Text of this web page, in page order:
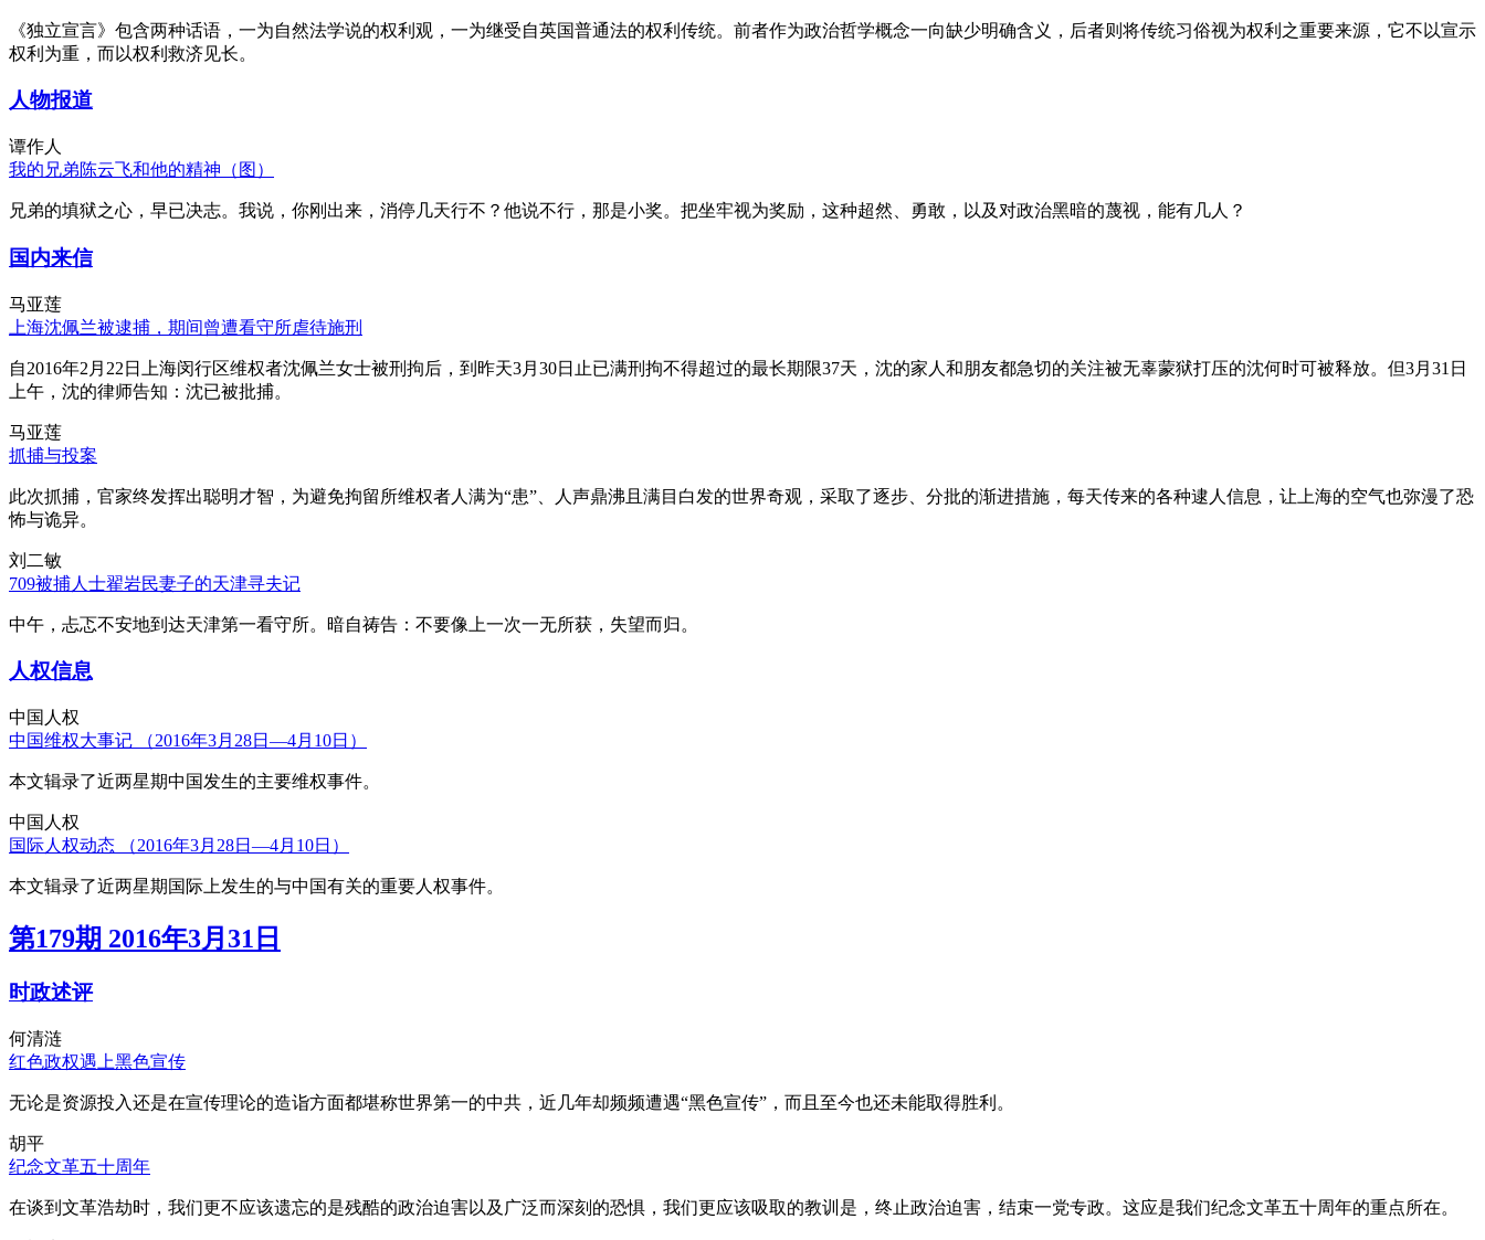
《独立宣言》包含两种话语，一为自然法学说的权利观，一为继受自英国普通法的权利传统。前者作为政治哲学概念一向缺少明确含义，后者则将传统习俗视为权利之重要来源，它不以宣示
权利为重，而以权利救济见长。
人物报道
谭作人
我的兄弟陈云飞和他的精神（图）
兄弟的填狱之心，早已决志。我说，你刚出来，消停几天行不？他说不行，那是小奖。把坐牢视为奖励，这种超然、勇敢，以及对政治黑暗的蔑视，能有几人？
国内来信
马亚莲
上海沈佩兰被逮捕，期间曾遭看守所虐待施刑
自2016年2月22日上海闵行区维权者沈佩兰女士被刑拘后，到昨天3月30日止已满刑拘不得超过的最长期限37天，沈的家人和朋友都急切的关注被无辜蒙狱打压的沈何时可被释放。但3月31日
上午，沈的律师告知：沈已被批捕。
马亚莲
抓捕与投案
此次抓捕，官家终发挥出聪明才智，为避免拘留所维权者人满为“患”、人声鼎沸且满目白发的世界奇观，采取了逐步、分批的渐进措施，每天传来的各种逮人信息，让上海的空气也弥漫了恐
怖与诡异。
刘二敏
709被捕人士翟岩民妻子的天津寻夫记
中午，忐忑不安地到达天津第一看守所。暗自祷告：不要像上一次一无所获，失望而归。
人权信息
中国人权
中国维权大事记 （2016年3月28日—4月10日）
本文辑录了近两星期中国发生的主要维权事件。
中国人权
国际人权动态 （2016年3月28日—4月10日）
本文辑录了近两星期国际上发生的与中国有关的重要人权事件。
第179期 2016年3月31日
时政述评
何清涟
红色政权遇上黑色宣传
无论是资源投入还是在宣传理论的造诣方面都堪称世界第一的中共，近几年却频频遭遇“黑色宣传”，而且至今也还未能取得胜利。
胡平
纪念文革五十周年
在谈到文革浩劫时，我们更不应该遗忘的是残酷的政治迫害以及广泛而深刻的恐惧，我们更应该吸取的教训是，终止政治迫害，结束一党专政。这应是我们纪念文革五十周年的重点所在。